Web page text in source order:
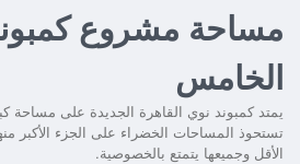
مساحة مشروع
الخامس
تستحوذ المساحات الخضراء على الجزء الأكبر
الأقل وجميعها يتمتع بالخصوصية.